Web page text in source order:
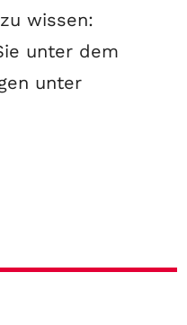
wissen:
unter dem
unter